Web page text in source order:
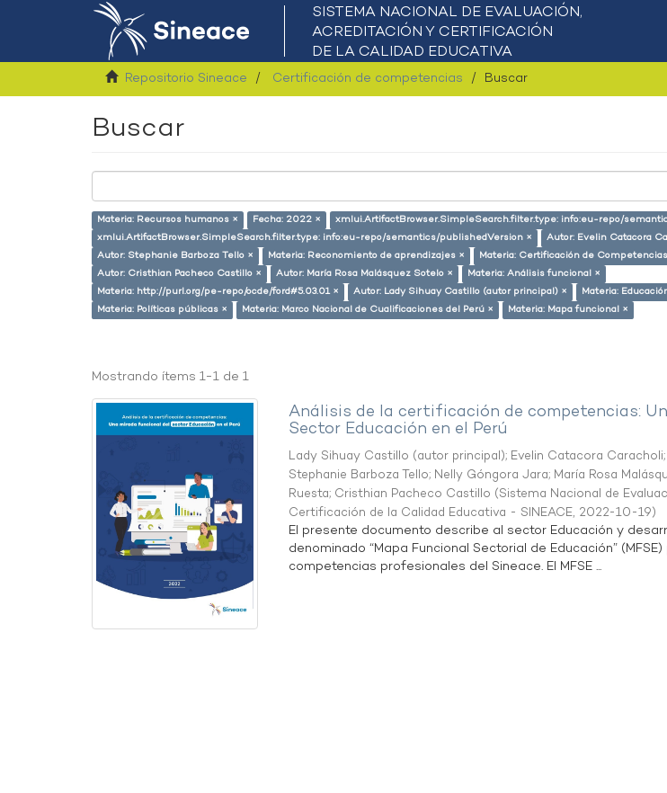
Repositorio Sineace Certificación de competencias Buscar
Buscar
Materia: Recursos humanos × Fecha: 2022 ×
xmlui.ArtifactBrowser.SimpleSearch.filter.type: info:eu-repo/
xmlui.ArtifactBrowser.SimpleSearch.filter.type: info:eu-repo/semantics/publishedVersion ×
Autor: Evelin Catacora
Autor: Stephanie Barboza Tello ×
Materia: Reconomiento de aprendizajes × Materia: Certificación de
Autor: Cristhian Pacheco Castillo ×
Autor: María Rosa Malásquez Sotelo ×
Materia: Análisis funcional ×
Materia: http://purl.org/pe-repo/ocde/ford#5.03.01 ×
Autor: Lady Sihuay Castillo (autor principal) × Materia:
Materia: Políticas públicas ×
Materia: Marco Nacional de Cualificaciones del Perú × Materia: Mapa funcional ×
Mostrando ítems 1-1 de 1
Análisis de la certificación de competencias:
Sector Educación en el Perú
Lady Sihuay Castillo (autor principal); Evelin Catacora Caracholi;
Stephanie Barboza Tello; Nelly Góngora Jara; María Rosa
Ruesta; Cristhian Pacheco Castillo (Sistema Nacional de
Certificación de la Calidad Educativa - SINEACE, 2022-10-19)
El presente documento describe al sector Educación y
denominado “Mapa Funcional Sectorial de Educación”
competencias profesionales del Sineace. El MFSE ...